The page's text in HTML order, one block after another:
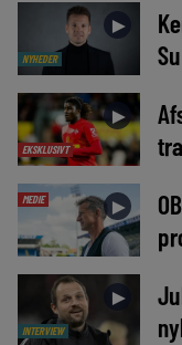
NYHEDER
►
EKSKLUSIVT
►
MEDIE ►
INTERVIEW
►